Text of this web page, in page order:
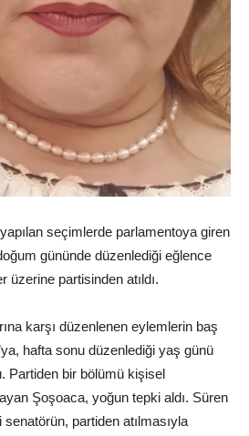
yapılan seçimlerde parlamentoya giren
gününde düzenlediği eğlence
üzerine partisinden atıldı.
karşı düzenlenen eylemlerin baş
hafta sonu düzenlediği yaş günü
Partiden bir bölümü kişisel
Şoşoaca, yoğun tepki aldı. Süren
partiden atılmasıyla